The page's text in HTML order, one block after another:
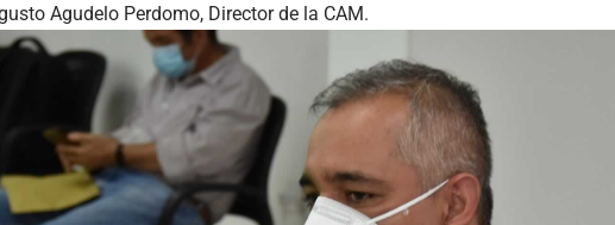
Agudelo Perdomo, Director de la CAM.